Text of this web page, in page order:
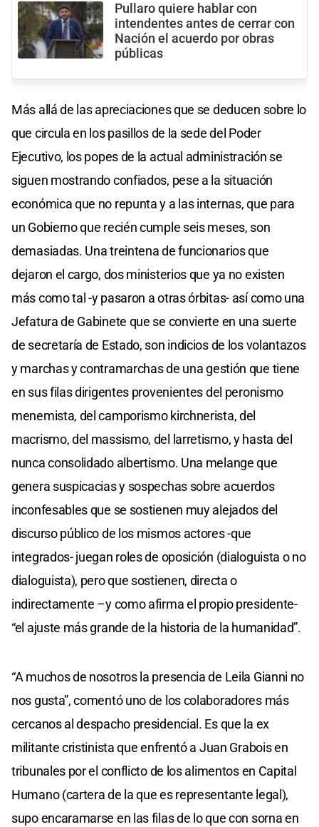
Pullaro quiere hablar con
intendentes antes de cerrar con
Nación el acuerdo por obras
públicas
Más allá de las apreciaciones que se deducen sobre lo
que circula en los pasillos de la sede del Poder
Ejecutivo, los popes de la actual administración se
siguen mostrando confiados, pese a la situación
económica que no repunta y a las internas, que para
un Gobierno que recién cumple seis meses, son
demasiadas. Una treintena de funcionarios que
dejaron el cargo, dos ministerios que ya no existen
más como tal -y pasaron a otras órbitas- así como una
Jefatura de Gabinete que se convierte en una suerte
de secretaría de Estado, son indicios de los volantazos
y marchas y contramarchas de una gestión que tiene
en sus filas dirigentes provenientes del peronismo
menemista, del camporismo kirchnerista, del
macrismo, del massismo, del larretismo, y hasta del
nunca consolidado albertismo. Una melange que
genera suspicacias y sospechas sobre acuerdos
inconfesables que se sostienen muy alejados del
discurso público de los mismos actores -que
integrados- juegan roles de oposición (dialoguista o no
dialoguista), pero que sostienen, directa o
indirectamente –y como afirma el propio presidente-
“el ajuste más grande de la historia de la humanidad”.
“A muchos de nosotros la presencia de Leila Gianni no
nos gusta”, comentó uno de los colaboradores más
cercanos al despacho presidencial. Es que la ex
militante cristinista que enfrentó a Juan Grabois en
tribunales por el conflicto de los alimentos en Capital
Humano (cartera de la que es representante legal),
supo encaramarse en las filas de lo que con sorna en